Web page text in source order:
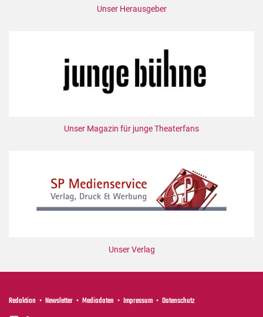
Mediadaten
Unser Herausgeber
Unser Magazin für junge Theaterfans
Unser Verlag
Redaktion Newsletter Mediadaten Impressum Datenschutz